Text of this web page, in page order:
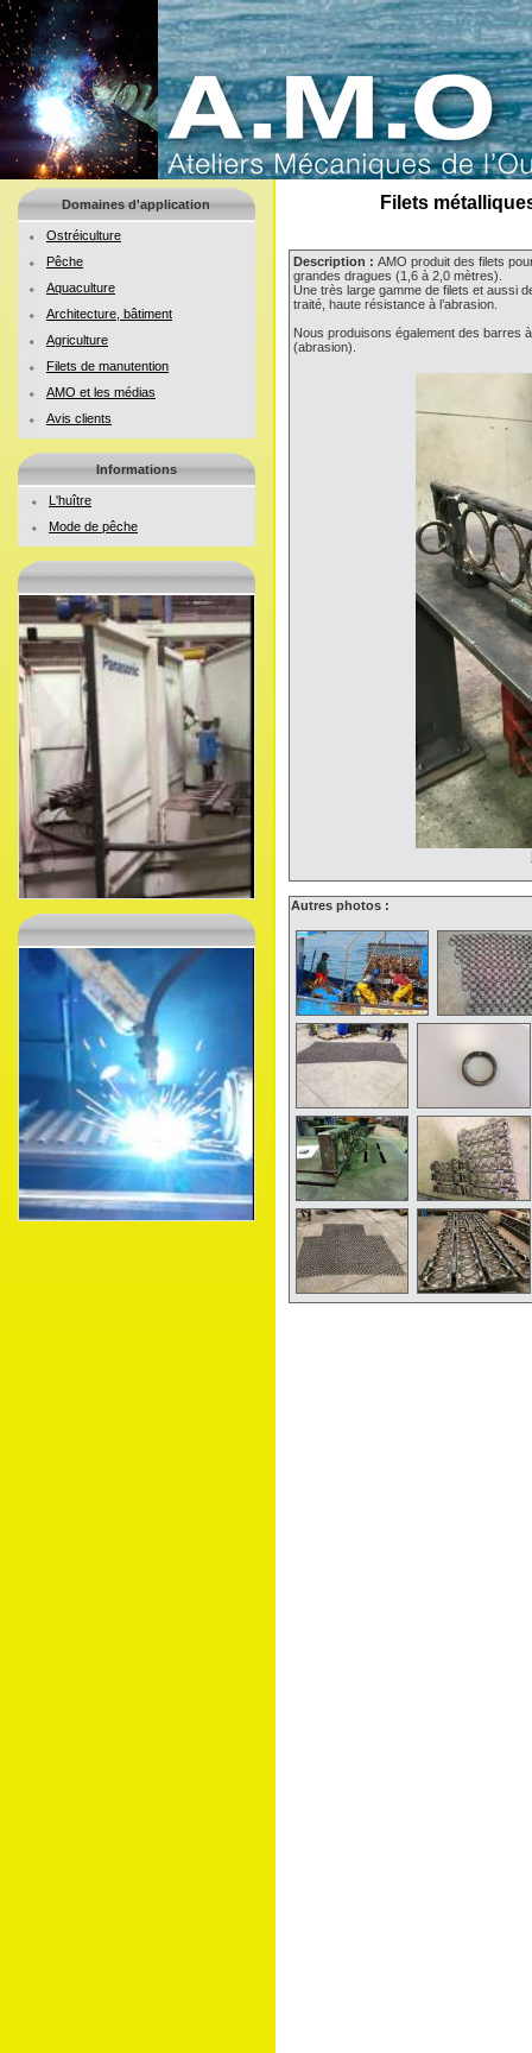
Domaines d'application
Ostréiculture
Pêche
Aquaculture
Architecture, bâtiment
Agriculture
Filets de manutention
AMO et les médias
Avis clients
Informations
L'huître
Mode de pêche
Filets
Description : AMO produit des filets
grandes dragues (1,6 à 2,0 mètres).
Une très large gamme de filets et aussi
traité, haute résistance à l’abrasion.
Nous produisons également des barres
(abrasion).
Autres photos :